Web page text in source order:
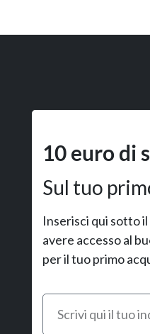
10 euro di
Sul tuo
Inserisci qui sotto
avere accesso al
per il tuo primo